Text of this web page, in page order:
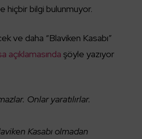
hiçbir bilgi bulunmuyor.
ve daha “Blaviken Kasabı”
açıklamasında şöyle yazıyor
Onlar yaratılırlar.
Kasabı olmadan